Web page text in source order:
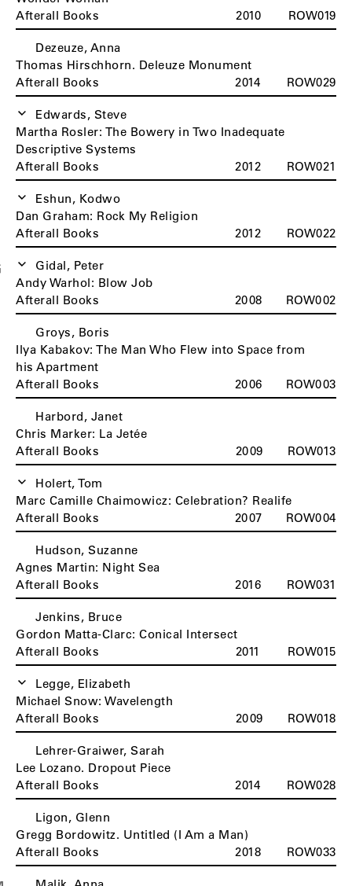
Afterall Books
2010 ROW019
Dezeuze, Anna
Thomas Hirschhorn. Deleuze Monument
Afterall Books
2014 ROW029
Edwards, Steve
Martha Rosler: The Bowery in Two Inadequate
Descriptive Systems
Afterall Books
2012 ROW021
Eshun, Kodwo
Dan Graham: Rock My Religion
Afterall Books
2012 ROW022
Gidal, Peter
Andy Warhol: Blow Job
Afterall Books
2008 ROW002
Groys, Boris
Ilya Kabakov: The Man Who Flew into Space from
his Apartment
Afterall Books
2006 ROW003
Harbord, Janet
Chris Marker: La Jetée
Afterall Books
2009 ROW013
Holert, Tom
Marc Camille Chaimowicz: Celebration? Realife
Afterall Books
2007 ROW004
Hudson, Suzanne
Agnes Martin: Night Sea
Afterall Books
2016 ROW031
Jenkins, Bruce
Gordon Matta-Clarc: Conical Intersect
Afterall Books
2011 ROW015
Legge, Elizabeth
Michael Snow: Wavelength
Afterall Books
2009 ROW018
Lehrer-Graiwer, Sarah
Lee Lozano. Dropout Piece
Afterall Books
2014 ROW028
Ligon, Glenn
Gregg Bordowitz. Untitled (I Am a Man)
Afterall Books
2018 ROW033